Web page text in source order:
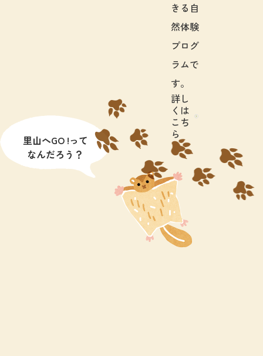
きる自
然体験
プログ
ラムで
す。
詳し
くは
こち
ら
里山へGO !って
なんだろう？